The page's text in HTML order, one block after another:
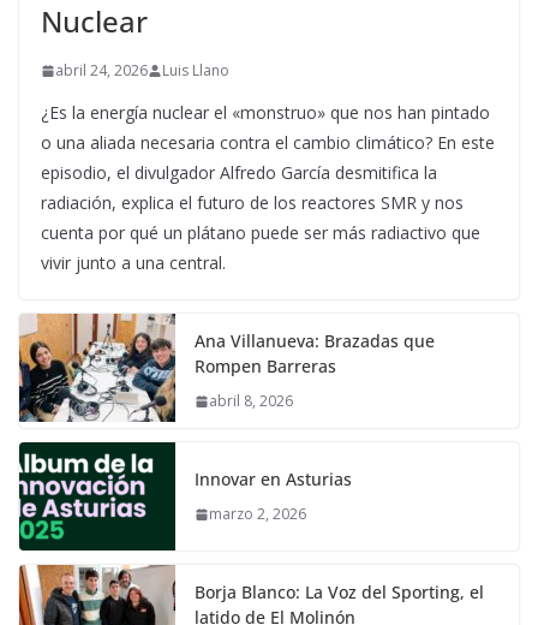
Nuclear
abril 24, 2026 Luis Llano
¿Es la energía nuclear el «monstruo» que nos han pintado
o una aliada necesaria contra el cambio climático? En este
episodio, el divulgador Alfredo García desmitifica la
radiación, explica el futuro de los reactores SMR y nos
cuenta por qué un plátano puede ser más radiactivo que
vivir junto a una central.
Ana Villanueva: Brazadas que
Rompen Barreras
abril 8, 2026
Innovar en Asturias
marzo 2, 2026
Borja Blanco: La Voz del Sporting, el
latido de El Molinón